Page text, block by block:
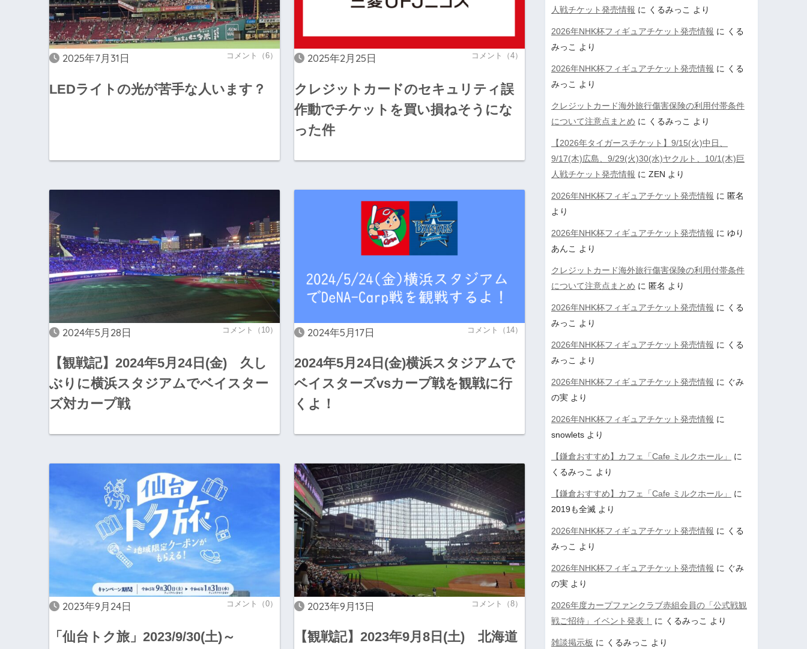
2025年7月31日 コメント（6）
LEDライトの光が苦手な人います？
2025年2月25日 コメント（4）
クレジットカードのセキュリティ誤
作動でチケットを買い損ねそうにな
った件
2024年5月28日 コメント（10）
【観戦記】2024年5月24日(金) 久し
ぶりに横浜スタジアムでベイスター
ズ対カープ戦
2024年5月17日 コメント（14）
2024年5月24日(金)横浜スタジアムで
ベイスターズvsカープ戦を観戦に行
くよ！
2023年9月24日 コメント（0）
「仙台トク旅」2023/9/30(土)～
2023年9月13日 コメント（8）
【観戦記】2023年9月8日(土) 北海道
人戦チケット発売情報 に くるみっこ より
2026年NHK杯フィギュアチケット発売情報 に くる
みっこ より
2026年NHK杯フィギュアチケット発売情報 に くる
みっこ より
クレジットカード海外旅行傷害保険の利用付帯条件
について注意点まとめ に くるみっこ より
【2026年タイガースチケット】9/15(火)中日、
9/17(木)広島、9/29(火)30(水)ヤクルト、10/1(木)巨
人戦チケット発売情報 に ZEN より
2026年NHK杯フィギュアチケット発売情報 に 匿名
より
2026年NHK杯フィギュアチケット発売情報 に ゆり
あんこ より
クレジットカード海外旅行傷害保険の利用付帯条件
について注意点まとめ に 匿名 より
2026年NHK杯フィギュアチケット発売情報 に くる
みっこ より
2026年NHK杯フィギュアチケット発売情報 に くる
みっこ より
2026年NHK杯フィギュアチケット発売情報 に ぐみ
の実 より
2026年NHK杯フィギュアチケット発売情報 に
snowlets より
【鎌倉おすすめ】カフェ「Cafe ミルクホール」
に
くるみっこ より
【鎌倉おすすめ】カフェ「Cafe ミルクホール」
に
2019も全滅 より
2026年NHK杯フィギュアチケット発売情報 に くる
みっこ より
2026年NHK杯フィギュアチケット発売情報 に ぐみ
の実 より
2026年度カープファンクラブ赤組会員の「公式戦観
戦ご招待」イベント発表！
に くるみっこ より
雑談掲示板 に くるみっこ より